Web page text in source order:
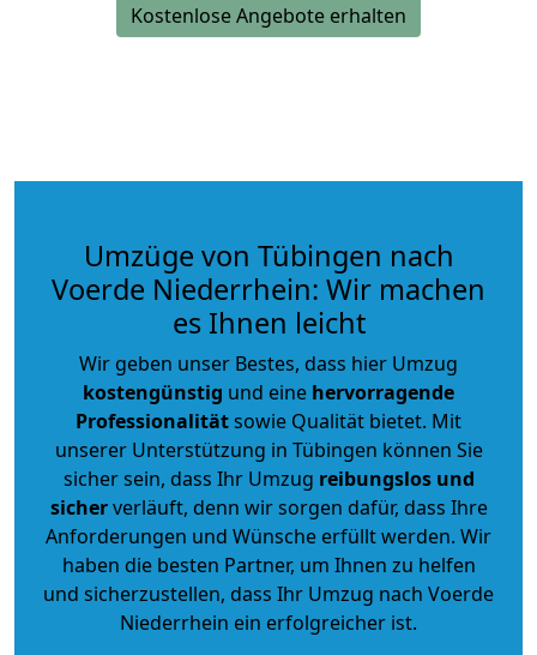
Kostenlose Angebote erhalten
Umzüge von Tübingen nach
Voerde Niederrhein: Wir machen
es Ihnen leicht
Wir geben unser Bestes, dass hier Umzug
kostengünstig und eine hervorragende
Professionalitätsowie Qualität bietet. Mit
unserer Unterstützung in Tübingen können Sie
sicher sein, dass Ihr Umzug reibungslos und
sicherverläuft, denn wir sorgen dafür, dass Ihre
Anforderungen und Wünsche erfüllt werden. Wir
haben die besten Partner, um Ihnen zu helfen
und sicherzustellen, dass Ihr Umzug nach Voerde
Niederrhein ein erfolgreicher ist.